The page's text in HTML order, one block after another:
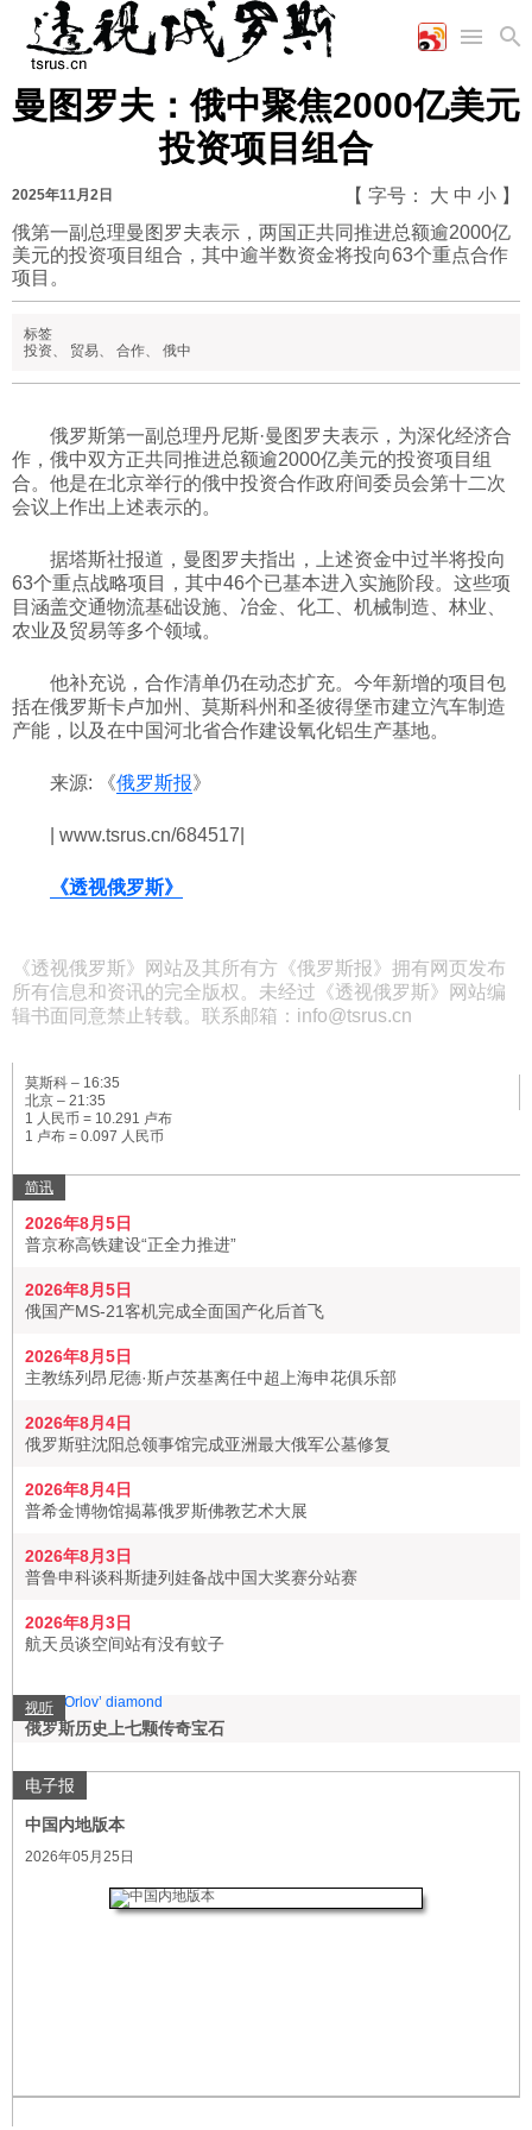
首页
国际
时政
军事
陆军
军事合作
评论
经济
工业
能源
农业
科技
社会
文化
美食
娱乐
历史
体育
视听
漫画
视频
图表
曼图罗夫：俄中聚焦2000亿美元
投资项目组合
2025年11月2日 【 字号： 大 中 小 】
俄第一副总理曼图罗夫表示，两国正共同推进总额逾2000亿
美元的投资项目组合，其中逾半数资金将投向63个重点合作
项目。
标签
投资、 贸易、 合作、 俄中
俄罗斯第一副总理丹尼斯·曼图罗夫表示，为深化经济合
作，俄中双方正共同推进总额逾2000亿美元的投资项目组
合。他是在北京举行的俄中投资合作政府间委员会第十二次
会议上作出上述表示的。
据塔斯社报道，曼图罗夫指出，上述资金中过半将投向
63个重点战略项目，其中46个已基本进入实施阶段。这些项
目涵盖交通物流基础设施、冶金、化工、机械制造、林业、
农业及贸易等多个领域。
他补充说，合作清单仍在动态扩充。今年新增的项目包
括在俄罗斯卡卢加州、莫斯科州和圣彼得堡市建立汽车制造
产能，以及在中国河北省合作建设氧化铝生产基地。
来源: 《俄罗斯报》
| www.tsrus.cn/684517|
《透视俄罗斯》
《透视俄罗斯》网站及其所有方《俄罗斯报》拥有网页发布
所有信息和资讯的完全版权。未经过《透视俄罗斯》网站编
辑书面同意禁止转载。联系邮箱：info@tsrus.cn
莫斯科 – 16:35
北京 – 21:35
1 人民币 = 10.291 卢布
1 卢布 = 0.097 人民币
简讯
2026年8月5日
普京称高铁建设“正全力推进”
2026年8月5日
俄国产MS-21客机完成全面国产化后首飞
2026年8月5日
主教练列昂尼德·斯卢茨基离任中超上海申花俱乐部
2026年8月4日
俄罗斯驻沈阳总领事馆完成亚洲最大俄军公墓修复
2026年8月4日
普希金博物馆揭幕俄罗斯佛教艺术大展
2026年8月3日
普鲁申科谈科斯捷列娃备战中国大奖赛分站赛
2026年8月3日
航天员谈空间站有没有蚊子
视听
俄罗斯历史上七颗传奇宝石
电子报
中国内地版本
2026年05月25日